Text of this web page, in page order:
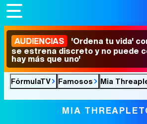
AUDIENCIAS 'Ordena tu vida'
se estrena discreto y no puede
hay más que uno'
FórmulaTV Famosos Mia
MIA